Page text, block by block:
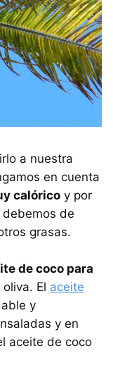
a nuestra
en cuenta
calórico y por
de
grasas.
de coco para
El aceite
y
y en
aceite de coco